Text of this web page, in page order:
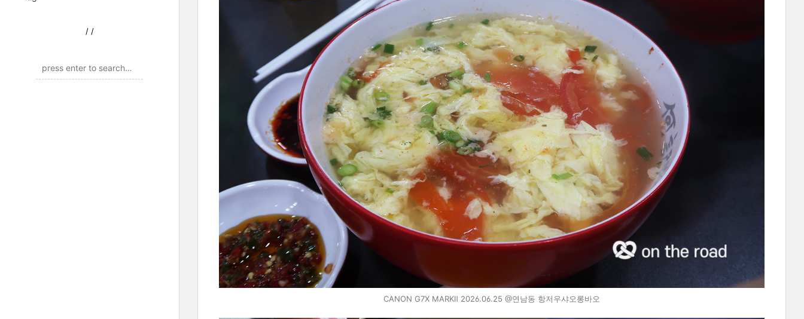
/ /
CANON G7X MARKⅡ 2026.06.25 @연남동 항저우샤오롱바오